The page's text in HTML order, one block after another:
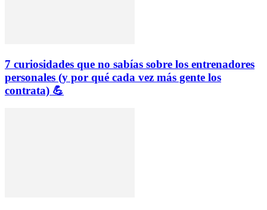
7 curiosidades que no sabías sobre los entrenadores
personales (y por qué cada vez más gente los
contrata) 💪